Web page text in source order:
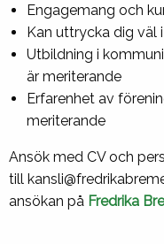
Engagemang och
Kan uttrycka dig väl
Utbildning i
är meriterande
Erfarenhet av
meriterande
Ansök med CV och
till
ansökan på Fredrika